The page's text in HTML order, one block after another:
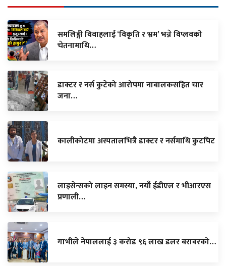
समलिङ्गी विवाहलाई ‘विकृति र भ्रम’ भन्ने विप्लवको
चेतनामाथि…
डाक्टर र नर्स कुटेको आरोपमा नाबालकसहित चार
जना…
कालीकोटमा अस्पतालभित्रै डाक्टर र नर्समाथि कुटपिट
लाइसेन्सको लाइन समस्या, नयाँ ईडीएल र भीआरएस
प्रणाली…
गाभीले नेपाललाई ३ करोड ९६ लाख डलर बराबरको…